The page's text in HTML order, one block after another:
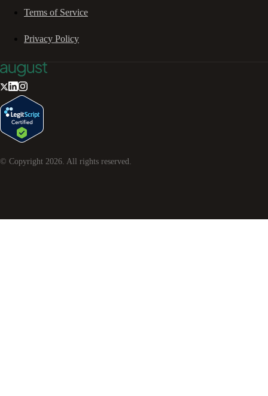
Terms of Service
Privacy Policy
© Copyright 2026. All rights reserved.